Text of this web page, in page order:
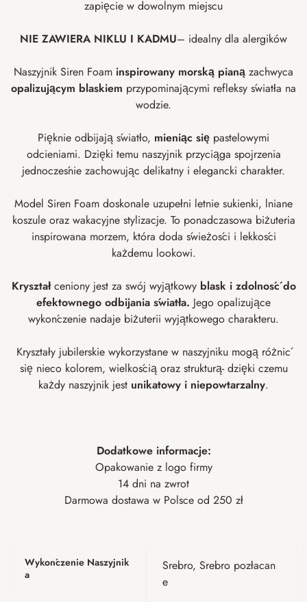
zapięcie w dowolnym miejscu
NIE ZAWIERA NIKLU I KADMU– idealny dla alergików
Naszyjnik Siren Foam inspirowany morską pianą zachwyca
opalizującym blaskiem przypominającymi refleksy światła na
wodzie.
Pięknie odbijają światło, mieniąc się pastelowymi
odcieniami. Dzięki temu naszyjnik przyciąga spojrzenia
jednocześnie zachowując delikatny i elegancki charakter.
Model Siren Foam doskonale uzupełni letnie sukienki, lniane
koszule oraz wakacyjne stylizacje. To ponadczasowa biżuteria
inspirowana morzem, która doda świeżości i lekkości
każdemu lookowi.
Kryształceniony jest za swój wyjątkowy blask i zdolność do
efektownego odbijania światła. Jego opalizujące
wykończenie nadaje biżuterii wyjątkowego charakteru.
Kryształy jubilerskie wykorzystane w naszyjniku mogą różnić
się nieco kolorem, wielkością oraz strukturą- dzięki czemu
każdy naszyjnik jest unikatowy i niepowtarzalny.
Dodatkowe informacje:
Opakowanie z logo firmy
14 dni na zwrot
Darmowa dostawa w Polsce od 250 zł
Wykończenie Naszyjnik
A
Srebro, Srebro pozłacan
e